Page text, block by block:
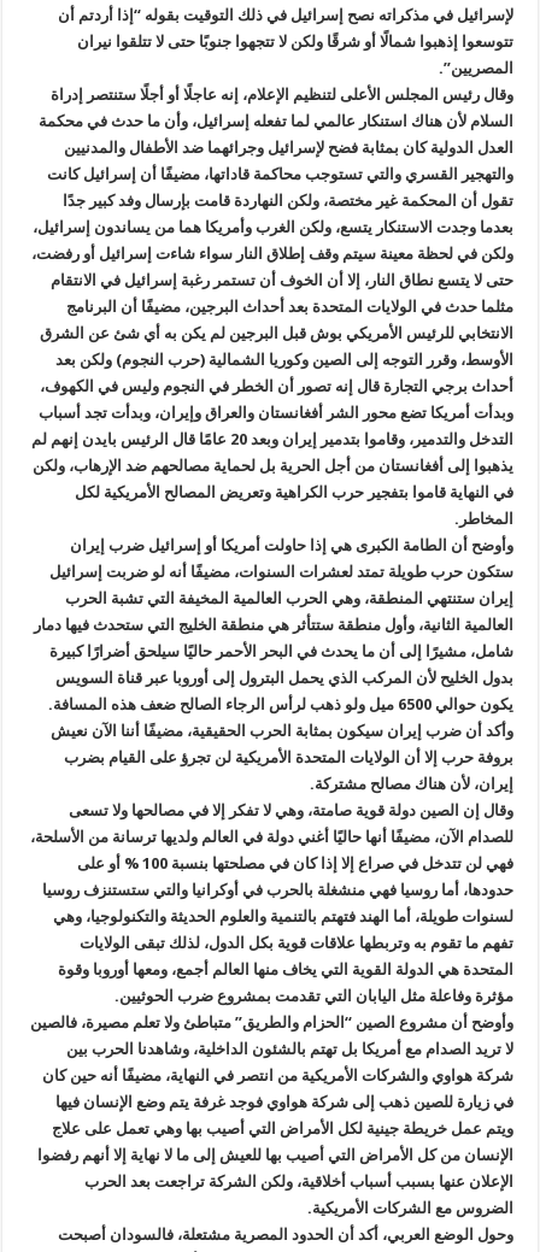
لإسرائيل في مذكراته نصح إسرائيل في ذلك التوقيت بقوله “إذا أردتم أن
تتوسعوا إذهبوا شمالًا أو شرقًا ولكن لا تتجهوا جنوبًا حتى لا تتلقوا نيران
المصريين”.
وقال رئيس المجلس الأعلى لتنظيم الإعلام، إنه عاجلًا أو أجلًا ستنتصر إدراة
السلام لأن هناك استنكار عالمي لما تفعله إسرائيل، وأن ما حدث في محكمة
العدل الدولية كان بمثابة فضح لإسرائيل وجرائهما ضد الأطفال والمدنيين
والتهجير القسري والتي تستوجب محاكمة قاداتها، مضيفًا أن إسرائيل كانت
تقول أن المحكمة غير مختصة، ولكن النهاردة قامت بإرسال وفد كبير جدًا
بعدما وجدت الاستنكار يتسع، ولكن الغرب وأمريكا هما من يساندون إسرائيل،
ولكن في لحظة معينة سيتم وقف إطلاق النار سواء شاءت إسرائيل أو رفضت،
حتى لا يتسع نطاق النار، إلا أن الخوف أن تستمر رغبة إسرائيل في الانتقام
مثلما حدث في الولايات المتحدة بعد أحداث البرجين، مضيفًا أن البرنامج
الانتخابي للرئيس الأمريكي بوش قبل البرجين لم يكن به أي شئ عن الشرق
الأوسط، وقرر التوجه إلى الصين وكوريا الشمالية (حرب النجوم) ولكن بعد
أحداث برجي التجارة قال إنه تصور أن الخطر في النجوم وليس في الكهوف،
وبدأت أمريكا تضع محور الشر أفغانستان والعراق وإيران، وبدأت تجد أسباب
التدخل والتدمير، وقاموا بتدمير إيران وبعد 20 عامًا قال الرئيس بايدن إنهم لم
يذهبوا إلى أفغانستان من أجل الحرية بل لحماية مصالحهم ضد الإرهاب، ولكن
في النهاية قاموا بتفجير حرب الكراهية وتعريض المصالح الأمريكية لكل
المخاطر.
وأوضح أن الطامة الكبرى هي إذا حاولت أمريكا أو إسرائيل ضرب إيران
ستكون حرب طويلة تمتد لعشرات السنوات، مضيفًا أنه لو ضربت إسرائيل
إيران ستنتهي المنطقة، وهي الحرب العالمية المخيفة التي تشبة الحرب
العالمية الثانية، وأول منطقة ستتأثر هي منطقة الخليج التي ستحدث فيها دمار
شامل، مشيرًا إلى أن ما يحدث في البحر الأحمر حاليًا سيلحق أضرارًا كبيرة
بدول الخليح لأن المركب الذي يحمل البترول إلى أوروبا عبر قناة السويس
يكون حوالي 6500 ميل ولو ذهب لرأس الرجاء الصالح ضعف هذه المسافة.
وأكد أن ضرب إيران سيكون بمثابة الحرب الحقيقية، مضيفًا أننا الآن نعيش
بروفة حرب إلا أن الولايات المتحدة الأمريكية لن تجرؤ على القيام بضرب
إيران، لأن هناك مصالح مشتركة.
وقال إن الصين دولة قوية صامتة، وهي لا تفكر إلا في مصالحها ولا تسعى
للصدام الآن، مضيفًا أنها حاليًا أغني دولة في العالم ولديها ترسانة من الأسلحة،
فهي لن تتدخل في صراع إلا إذا كان في مصلحتها بنسبة 100 % أو على
حدودها، أما روسيا فهي منشغلة بالحرب في أوكرانيا والتي ستستنزف روسيا
لسنوات طويلة، أما الهند فتهتم بالتنمية والعلوم الحديثة والتكنولوجيا، وهي
تفهم ما تقوم به وتربطها علاقات قوية بكل الدول، لذلك تبقى الولايات
المتحدة هي الدولة القوية التي يخاف منها العالم أجمع، ومعها أوروبا وقوة
مؤثرة وفاعلة مثل اليابان التي تقدمت بمشروع ضرب الحوثيين.
وأوضح أن مشروع الصين “الحزام والطريق” متباطئ ولا تعلم مصيرة، فالصين
لا تريد الصدام مع أمريكا بل تهتم بالشئون الداخلية، وشاهدنا الحرب بين
شركة هواوي والشركات الأمريكية من انتصر في النهاية، مضيفًا أنه حين كان
في زيارة للصين ذهب إلى شركة هواوي فوجد غرفة يتم وضع الإنسان فيها
ويتم عمل خريطة جينية لكل الأمراض التي أصيب بها وهي تعمل على علاج
الإنسان من كل الأمراض التي أصيب بها للعيش إلى ما لا نهاية إلا أنهم رفضوا
الإعلان عنها بسبب أسباب أخلاقية، ولكن الشركة تراجعت بعد الحرب
الضروس مع الشركات الأمريكية.
وحول الوضع العربي، أكد أن الحدود المصرية مشتعلة، فالسودان أصبحت